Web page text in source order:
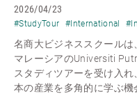
2026/04/23
#StudyTour #International
名商大ビジネススクールは
マレーシアのUniversiti
スタディツアーを受け入
本の産業を多角的に学ぶ機